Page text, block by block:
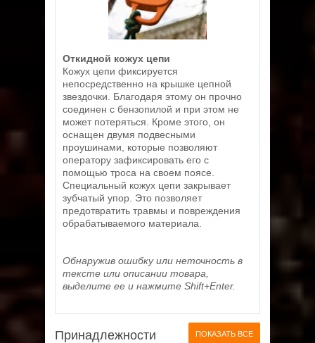
Откидной кожух цепи
Кожух цепи фиксируется
непосредственно на крышке цепной
звездочки. Благодаря этому он прочно
соединен с бензопилой и при этом не
может потеряться. Кроме этого, он
оснащен двумя подвесными
проушинами, которые позволяют
оператору зафиксировать его с
помощью троса на своем поясе.
Специальный кожух цепи закрывает
зубчатый упор. Это позволяет
предотвратить травмы и повреждения
обрабатываемого материала.
Обнаружив ошибку или неточность в
тексте или описании товара,
выделите ее и нажмите Shift+Enter.
Принадлежности ПОКАЗАТЬ ВСЕ